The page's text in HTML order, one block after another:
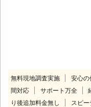
無料現地調査実施 安心の
間対応
サポート万全
り後追加料金無し
スピ